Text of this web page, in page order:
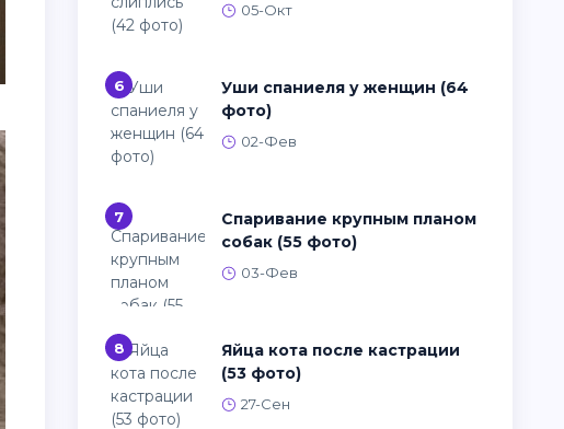
05-Окт
6
Уши спаниеля у женщин (64
фото)
02-Фев
7
Спаривание крупным планом
собак (55 фото)
03-Фев
8
Яйца кота после кастрации
(53 фото)
27-Сен